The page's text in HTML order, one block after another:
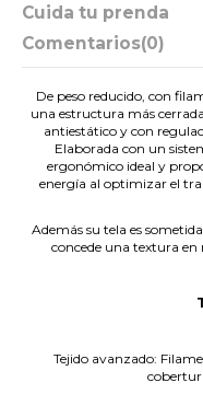
Cuida tu prenda
Comentarios(0)
De peso reducido, con
una estructura más
antiestático y con
Elaborada con un
ergonómico ideal y
energía al optimizar el
Además su tela es
concede una textura en
Tejido avanzado: